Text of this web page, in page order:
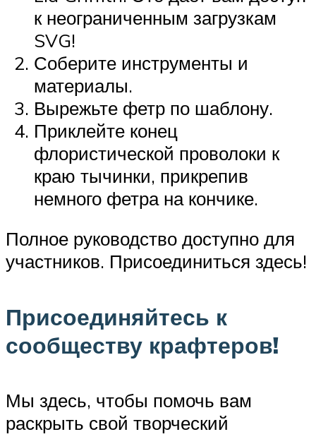
к неограниченным загрузкам
SVG!
Соберите инструменты и
материалы.
Вырежьте фетр по шаблону.
Приклейте конец
флористической проволоки к
краю тычинки, прикрепив
немного фетра на кончике.
Полное руководство доступно для
участников. Присоединиться здесь!
Присоединяйтесь к
сообществу крафтеров!
Мы здесь, чтобы помочь вам
раскрыть свой творческий